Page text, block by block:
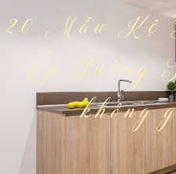
BÁO GIÁ TỦ
TỦ
20 Mẫu Kệ
Ốp Tường
không